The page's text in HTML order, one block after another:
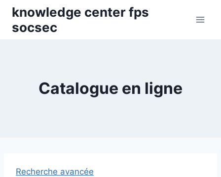
Skip
content
knowledge center fps
socsec
Catalogue en ligne
Recherche avancée